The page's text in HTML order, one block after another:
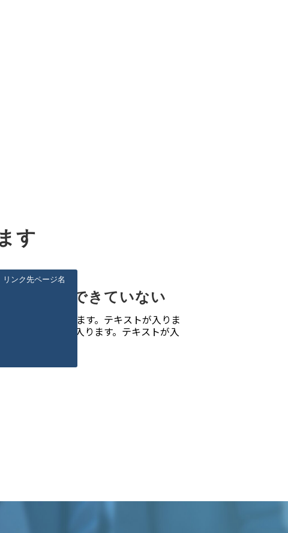
す
〇〇ができていない
テキストが入ります。テキストが入りま
す。テキストが入ります。テキストが入
リンク先ページ名